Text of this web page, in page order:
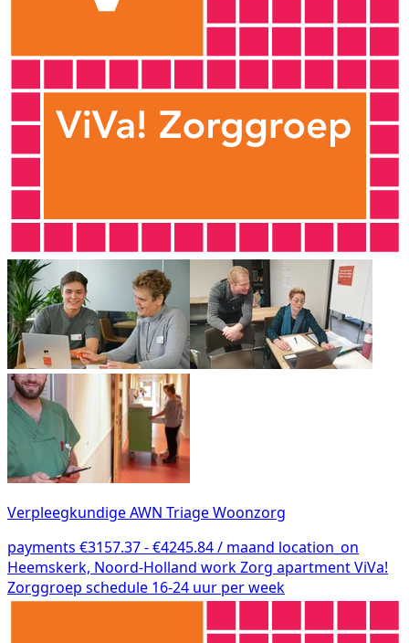
Verpleegkundige AWN Triage Woonzorg
payments €3157.37 - €4245.84 / maand location_on
Heemskerk, Noord-Holland workZorg apartmentViVa!
Zorggroep schedule 16-24 uur per week